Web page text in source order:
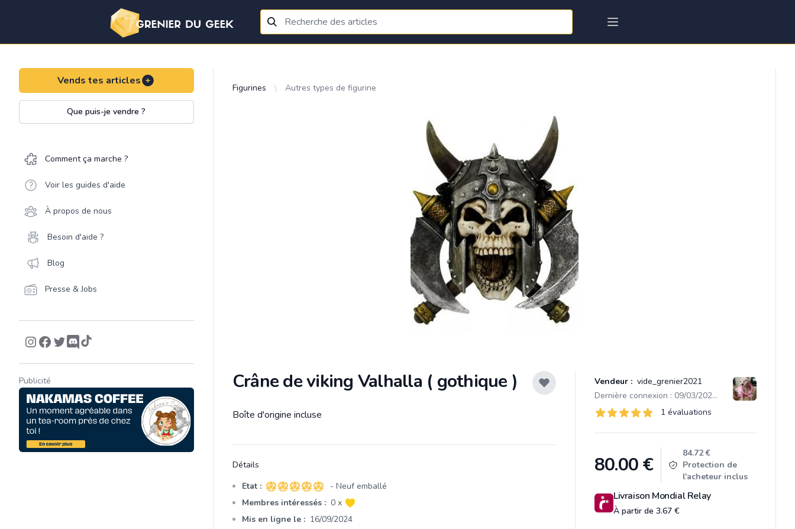
Vends tes articles
Que puis-je vendre ?
Comment ça marche ?
Voir les guides d'aide
À propos de nous
Besoin d'aide ?
Blog
Presse & Jobs
Publicité
Figurines Autres types de figurine
Crâne de viking Valhalla ( gothique ) Vendeur : vide_grenier2021
Dernière connexion : 09/03/2026 07:48
Évaluations
1 sur 5 étoiles 1 évaluations
80.00€
84.72 €
Protection de
l'acheteur inclus
Livraison Mondial Relay
À partir de 3.67 €
Description
Boîte d'origine incluse
Détails
Etat : 5 sur 5 étoiles
- Neuf emballé
Membres intéressés : 0 x
Mis en ligne le : 16/09/2024